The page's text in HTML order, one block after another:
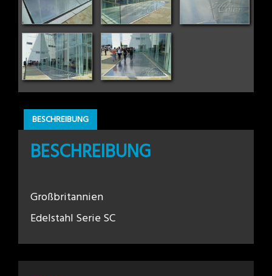
BESCHREIBUNG
BESCHREIBUNG
Großbritannien
Edelstahl Serie SC